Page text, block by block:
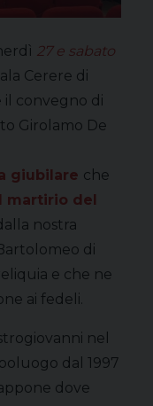
27 e sabato
Cerere di
il convegno di
Girolamo De
giubilare che
martirio del
nostra
di
e che ne
ai fedeli.
nel
dal 1997
dove